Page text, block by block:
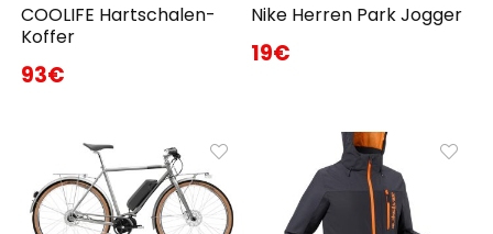
COOLIFE Hartschalen-
Koffer
93€
Nike Herren Park Jogger
19€